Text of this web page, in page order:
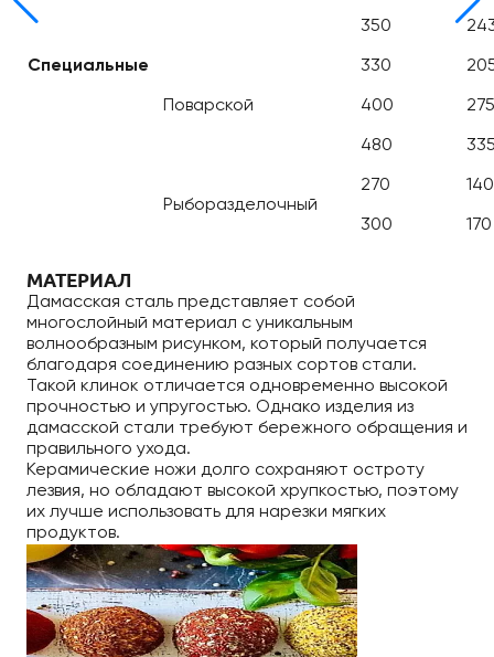
Специальные
350
Поварской
330
400 275
480
Рыборазделочный
270 140
300 170
МАТЕРИАЛ
Дамасская сталь представляет собой
многослойный материал с уникальным
волнообразным рисунком, который получается
благодаря соединению разных сортов стали.
Такой клинок отличается одновременно высокой
прочностью и упругостью. Однако изделия из
дамасской стали требуют бережного обращения и
правильного ухода.
Керамические ножи долго сохраняют остроту
лезвия, но обладают высокой хрупкостью, поэтому
их лучше использовать для нарезки мягких
продуктов.